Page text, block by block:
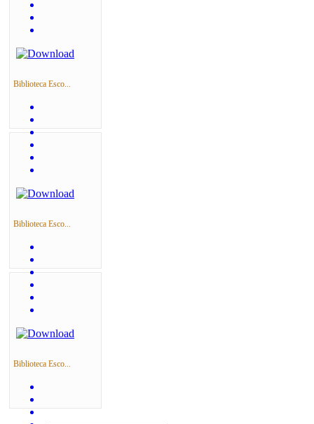
Biblioteca Esco...
Biblioteca Esco...
Biblioteca Esco...